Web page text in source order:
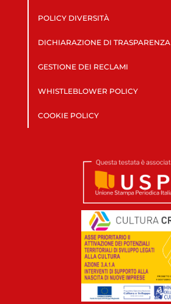
POLICY DIVERSITÀ
DICHIARAZIONE DI TRASPARENZA
GESTIONE DEI RECLAMI
WHISTLEBLOWER POLICY
COOKIE POLICY